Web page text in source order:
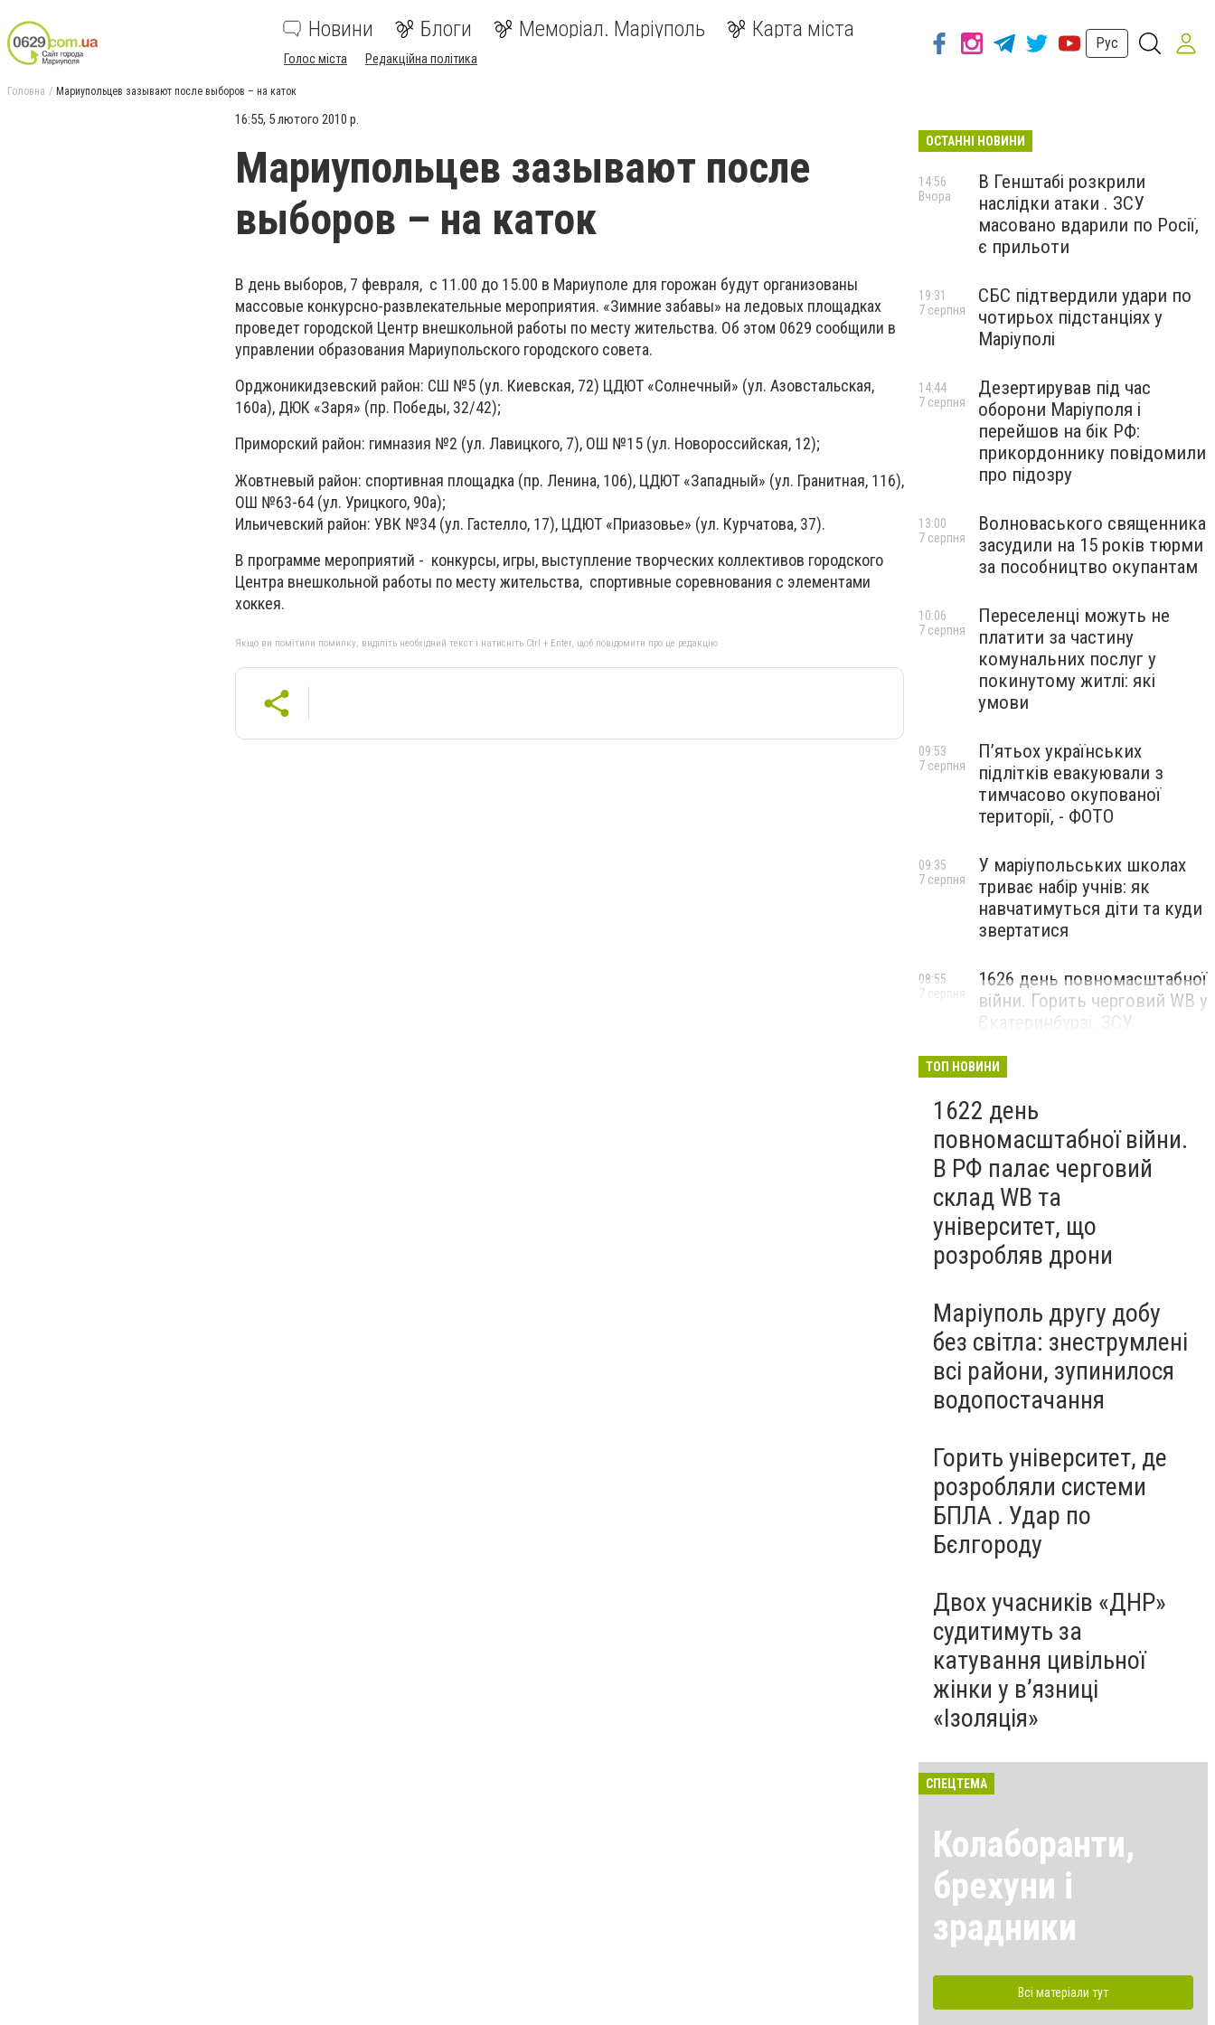
Новини Блоги Меморіал. Маріуполь Карта міста
Голос міста Редакційна політика
Рус
Головна Мариупольцев зазывают после выборов – на каток
16:55, 5 лютого 2010 р.
Мариупольцев зазывают после
выборов – на каток
В день выборов, 7 февраля, с 11.00 до 15.00 в Мариуполе для горожан будут организованы
массовые конкурсно-развлекательные мероприятия. «Зимние забавы» на ледовых площадках
проведет городской Центр внешкольной работы по месту жительства. Об этом 0629 сообщили в
управлении образования Мариупольского городского совета.
Орджоникидзевский район: СШ №5 (ул. Киевская, 72) ЦДЮТ «Солнечный» (ул. Азовстальская,
160а), ДЮК «Заря» (пр. Победы, 32/42);
Приморский район: гимназия №2 (ул. Лавицкого, 7), ОШ №15 (ул. Новороссийская, 12);
Жовтневый район: спортивная площадка (пр. Ленина, 106), ЦДЮТ «Западный» (ул. Гранитная, 116),
ОШ №63-64 (ул. Урицкого, 90а);
Ильичевский район: УВК №34 (ул. Гастелло, 17), ЦДЮТ «Приазовье» (ул. Курчатова, 37).
В программе мероприятий - конкурсы, игры, выступление творческих коллективов городского
Центра внешкольной работы по месту жительства, спортивные соревнования с элементами
хоккея.
Якщо ви помітили помилку, виділіть необхідний текст і натисніть Ctrl + Enter, щоб повідомити про це редакцію
ОСТАННІ НОВИНИ
В Генштабі розкрили
наслідки атаки . ЗСУ
масовано вдарили по Росії,
є прильоти
14:56
Вчора
СБС підтвердили удари по
чотирьох підстанціях у
Маріуполі
19:31
7 серпня
Дезертирував під час
оборони Маріуполя і
перейшов на бік РФ:
прикордоннику повідомили
про підозру
14:44
7 серпня
Волноваського священника
засудили на 15 років тюрми
за пособництво окупантам
13:00
7 серпня
Переселенці можуть не
платити за частину
комунальних послуг у
покинутому житлі: які
умови
10:06
7 серпня
П’ятьох українських
підлітків евакуювали з
тимчасово окупованої
території, - ФОТО
09:53
7 серпня
У маріупольських школах
триває набір учнів: як
навчатимуться діти та куди
звертатися
09:35
7 серпня
1626 день повномасштабної
війни. Горить черговий WB у
Єкатеринбурзі. ЗСУ
Маріуполі
08:55
7 серпня
ТОП НОВИНИ
1622 день
повномасштабної війни.
В РФ палає черговий
склад WB та
університет, що
розробляв дрони
Маріуполь другу добу
без світла: знеструмлені
всі райони, зупинилося
водопостачання
Горить університет, де
розробляли системи
БПЛА . Удар по
Бєлгороду
Двох учасників «ДНР»
судитимуть за
катування цивільної
жінки у в’язниці
«Ізоляція»
СПЕЦТЕМА
Колаборанти,
брехуни і
зрадники
Всі матеріали тут